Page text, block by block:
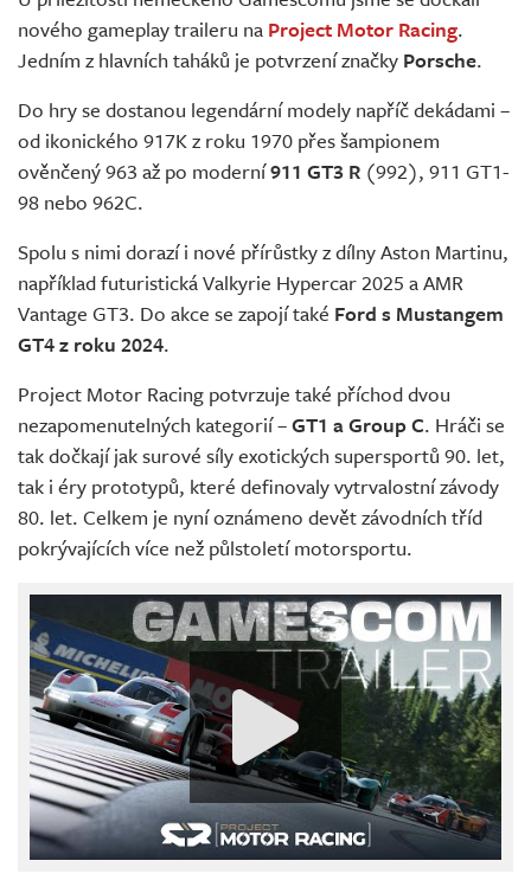
Živě
nového gameplay traileru na Project Motor Racing.
Jedním z hlavních taháků je potvrzení značky Porsche.
Do hry se dostanou legendární modely napříč dekádami –
od ikonického 917K z roku 1970 přes šampionem
ověnčený 963 až po moderní911 GT3 R (992), 911 GT1-
98 nebo 962C.
Spolu s nimi dorazí i nové přírůstky z dílny Aston Martinu,
například futuristická Valkyrie Hypercar 2025 a AMR
Vantage GT3. Do akce se zapojí také Ford s Mustangem
GT4 z roku 2024.
Project Motor Racing potvrzuje také příchod dvou
nezapomenutelných kategorií –GT1 a Group C. Hráči se
tak dočkají jak surové síly exotických supersportů 90. let,
tak i éry prototypů, které definovaly vytrvalostní závody
80. let. Celkem je nyní oznámeno devět závodních tříd
pokrývajících více než půlstoletí motorsportu.